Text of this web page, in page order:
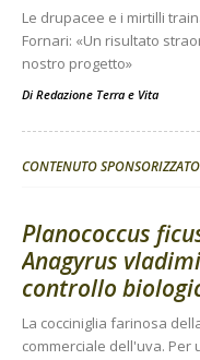
Le drupacee e i mirtilli
Fornari: «Un risultato
nostro progetto»
Di Redazione Terra e Vita
CONTENUTO SPONSORIZZATO
Planococcus
Anagyrus
controllo
La cocciniglia farinosa
commerciale dell'uva. Per